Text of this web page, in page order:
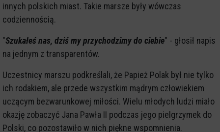
innych polskich miast. Takie marsze były wówczas
codziennością.
"Szukałeś nas, dziś my przychodzimy do ciebie" - głosił napis
na jednym z transparentów.
Uczestnicy marszu podkreślali, że Papież Polak był nie tylko
ich rodakiem, ale przede wszystkim mądrym człowiekiem
uczącym bezwarunkowej miłości. Wielu młodych ludzi miało
okazję zobaczyć Jana Pawła II podczas jego pielgrzymek do
Polski, co pozostawiło w nich piękne wspomnienia.